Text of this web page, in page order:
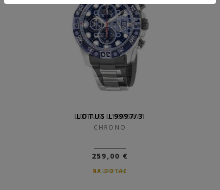
LOTUS L18756/1
CHRONO
149,00 €
SKLADOM
LOTUS L9997/3
CHRONO
259,00 €
NA DOTAZ